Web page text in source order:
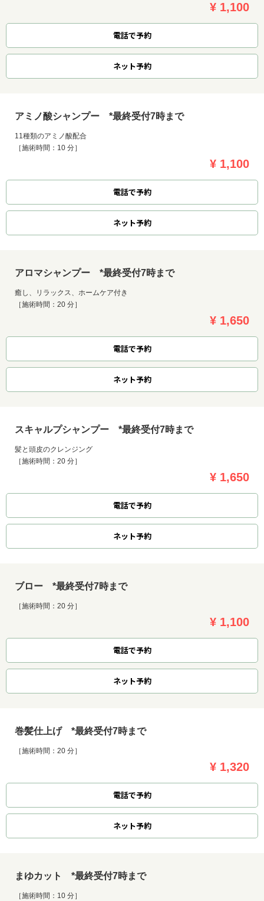
¥ 1,100
電話で予約
ネット予約
アミノ酸シャンプー *最終受付7時まで
11種類のアミノ酸配合
［施術時間：10 分］
¥ 1,100
電話で予約
ネット予約
アロマシャンプー *最終受付7時まで
癒し、リラックス、ホームケア付き
［施術時間：20 分］
¥ 1,650
電話で予約
ネット予約
スキャルプシャンプー *最終受付7時まで
髪と頭皮のクレンジング
［施術時間：20 分］
¥ 1,650
電話で予約
ネット予約
ブロー *最終受付7時まで
［施術時間：20 分］
¥ 1,100
電話で予約
ネット予約
巻髪仕上げ *最終受付7時まで
［施術時間：20 分］
¥ 1,320
電話で予約
ネット予約
まゆカット *最終受付7時まで
［施術時間：10 分］